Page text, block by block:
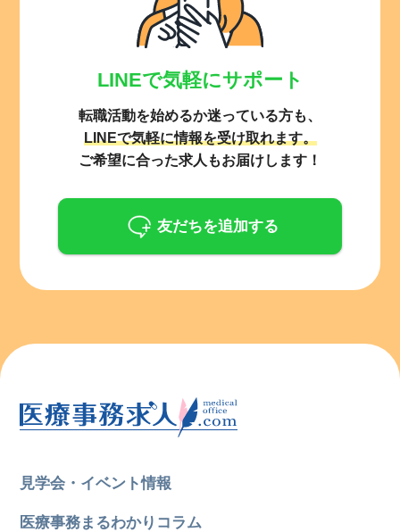
LINEで気軽にサポート
転職活動を始めるか迷っている方も、
LINEで気軽に情報を受け取れます。
ご希望に合った求人もお届けします！
友だちを追加する
見学会・イベント情報
医療事務まるわかりコラム